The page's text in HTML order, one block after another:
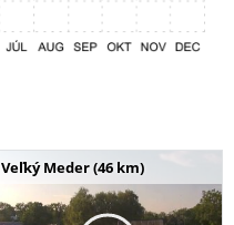
Veľký Meder (46 km)